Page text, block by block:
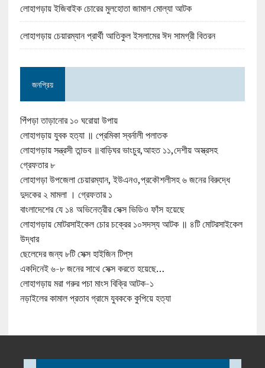
লোহাগড়ায় ইজিবাইক চোরের মুলহোতা জামাল মোল্যা আটক
লোহাগড়ায় চেয়ারম্যান প্রার্থী আতিকুল ইসলামের ঈদ সামগ্রী বিতরন
জনপ্রিয়
পিঁপড়া তাড়ানোর ১০ ঘরোয়া উপায়
লোহাগড়ায় যুবক হত্যা ॥ প্রেমিকা স্বর্নালী পলাতক
লোহাগড়ায় সন্ত্রসী তান্ডব ॥বাড়িঘর ভাংচুর,আহত ১১,দেশীয় অস্ত্রসহ
গ্রেফতার ৮
লোহাগড়া উপজেলা চেয়ারম্যান, ইউএনও,প্রকৌশলীসহ ৬ জনের বিরুদ্ধে
দুদকের ২ মামলা । গ্রেফতার ১
বাংলাদেশের যে ১৪ অভিনেত্রীর সেক্স ভিডিও ফাঁস হয়েছে
লোহাগড়ায় মোটরসাইকেল চোর চক্রের ১০সদস্য আটক ॥ ৪টি মোটরসাইকেল
উদ্ধার
ছেলেদের জন্য ৮টি সেক্স হাইজিন টিপ্‌স
একদিনেই ৬-৮ জনের সাথে সেক্স করতে হয়েছে…
লোহাগড়ায় মরা গরুর পচা মাংস বিক্রি আটক-১
নড়াইলের কামাল প্রতাব গ্রামে যুবককে কুপিয়ে হত্যা